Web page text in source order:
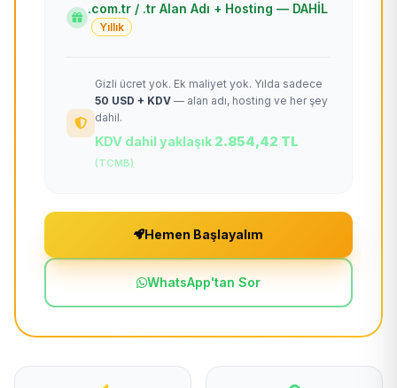
.com.tr / .tr Alan Adı + Hosting — DAHİL
Yıllık
Gizli ücret yok. Ek maliyet yok. Yılda sadece
50 USD + KDV — alan adı, hosting ve her şey
dahil.
KDV dahil yaklaşık 2.854,42 TL
(TCMB)
Hemen Başlayalım
WhatsApp'tan Sor